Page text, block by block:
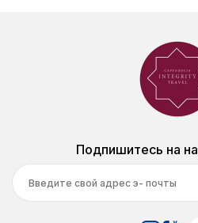
Подпишитесь на